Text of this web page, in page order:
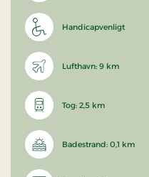
Handicapvenligt
Lufthavn: 9 km
Tog: 2,5 km
Badestrand: 0,1 km